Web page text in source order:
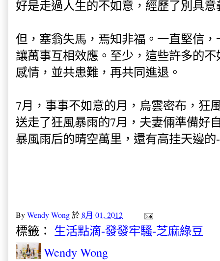
好是走過人生的不如意，經歷了別具
但，塞翁失馬，焉知非福。一直堅信
讓萬事互相效應。至少，這些許多的
感情，並共患難，再共同進退。
7月，事事不如意的月，烏雲密布，狂
送走了狂風暴雨的7月，夫妻倆準備好
暴風雨后的晴空萬里，還有高挂天邊
ByWendy Wong於 8月 01, 2012
標籤： 生活點滴-發發牢騷-芝麻綠豆
Wendy Wong